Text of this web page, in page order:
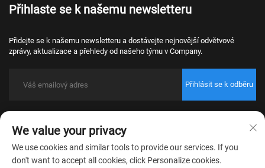
Přihlaste se k našemu newsletteru
Přidejte se k našemu newsletteru a dostávejte nejnovější odvětvové
zprávy, aktualizace a přehledy od našeho týmu v Company.
Přihlásit se k odběru
práva vyhrazena.
Zásady ochrany osobních údajů
We value your privacy
We use cookies and similar tools to provide our services. If you
don't want to accept all cookies, click Personalize cookies.